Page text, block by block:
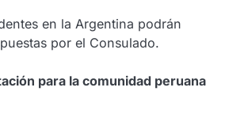
en la Argentina podrán
por el Consulado.
para la comunidad peruana